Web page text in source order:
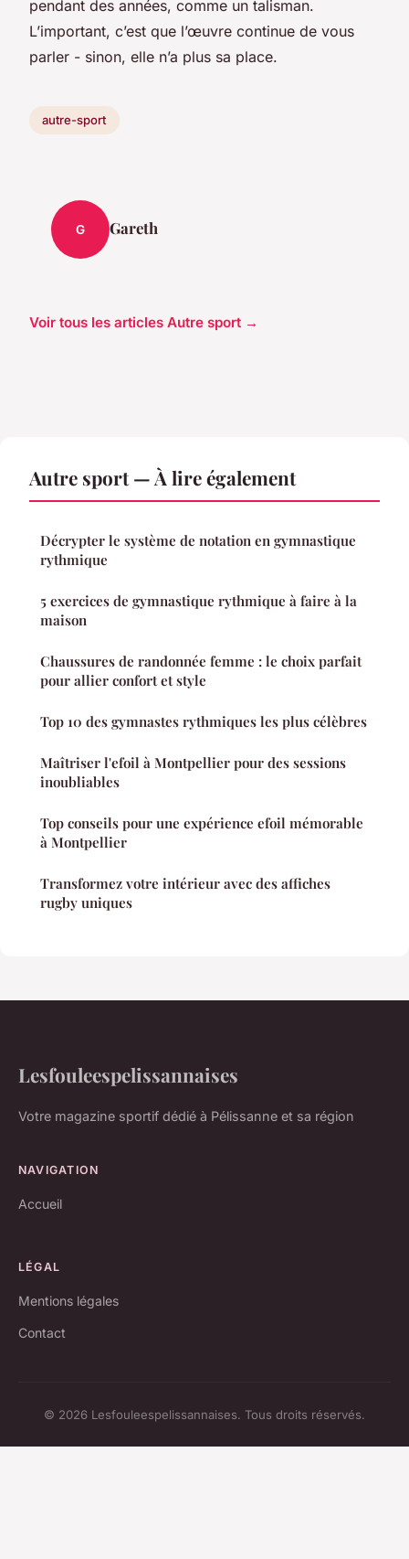
pendant des années, comme un talisman.
L’important, c’est que l’œuvre continue de vous
parler - sinon, elle n’a plus sa place.
autre-sport
G Gareth
Voir tous les articles Autre sport →
Autre sport — À lire également
Décrypter le système de notation en gymnastique
rythmique
5 exercices de gymnastique rythmique à faire à la
maison
Chaussures de randonnée femme : le choix parfait
pour allier confort et style
Top 10 des gymnastes rythmiques les plus célèbres
Maîtriser l'efoil à Montpellier pour des sessions
inoubliables
Top conseils pour une expérience efoil mémorable
à Montpellier
Transformez votre intérieur avec des affiches
rugby uniques
Lesfouleespelissannaises
Votre magazine sportif dédié à Pélissanne et sa région
NAVIGATION
Accueil
LÉGAL
Mentions légales
Contact
© 2026 Lesfouleespelissannaises. Tous droits réservés.